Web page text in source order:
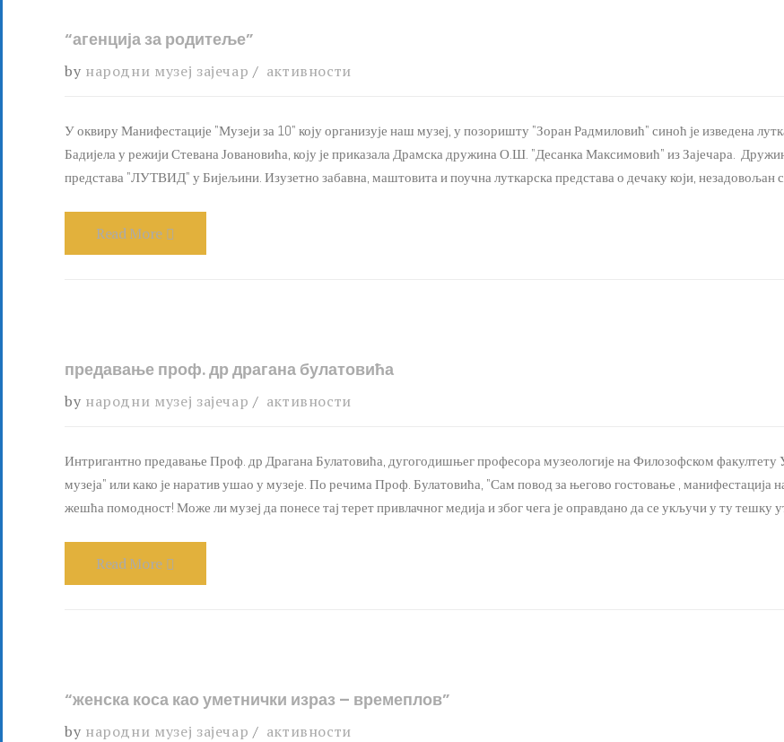
“агенција за родитеље”
by народни музеј зајечар активности
У оквиру Манифестације "Музеји за 10" коју организује наш музеј, у позоришту "Зоран Радмиловић" синоћ је изведена
Бадијела у режији Стевана Јовановића, коју је приказала Драмска дружина О.Ш. "Десанка Максимовић" из Зајечара.
представа "ЛУТВИД" у Бијељини. Изузетно забавна, маштовита и поучна луткарска представа о дечаку који, незадовољан
Read More
предавање проф. др драгана булатовића
by народни музеј зајечар активности
Интригантно предавање Проф. др Драгана Булатовића, дугогодишњег професора музеологије на Филозофском
музеја" или како је наратив ушао у музеје. По речима Проф. Булатовића, "Сам повод за његово гостовање , манифестација
жешћа помодност! Може ли музеј да понесе тај терет привлачног медија и због чега је оправдано да се укључи у ту тешку
Read More
“женска коса као уметнички израз – времеплов”
by народни музеј зајечар активности